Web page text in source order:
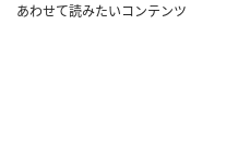
あわせて読みたいコンテンツ